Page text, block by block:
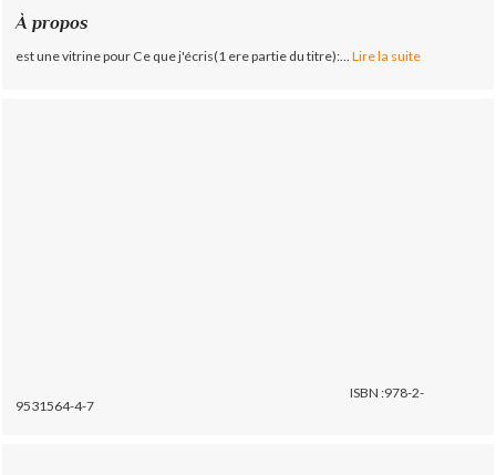
À propos
est une vitrine pour Ce que j'écris(1 ere partie du titre):... Lire la suite
ISBN :978-2-
9531564-4-7